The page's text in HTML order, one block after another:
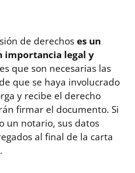
de derechos es un
importancia legal y
que son necesarias las
que se haya involucrado
y recibe el derecho
firmar el documento. Si
un notario, sus datos
al final de la carta